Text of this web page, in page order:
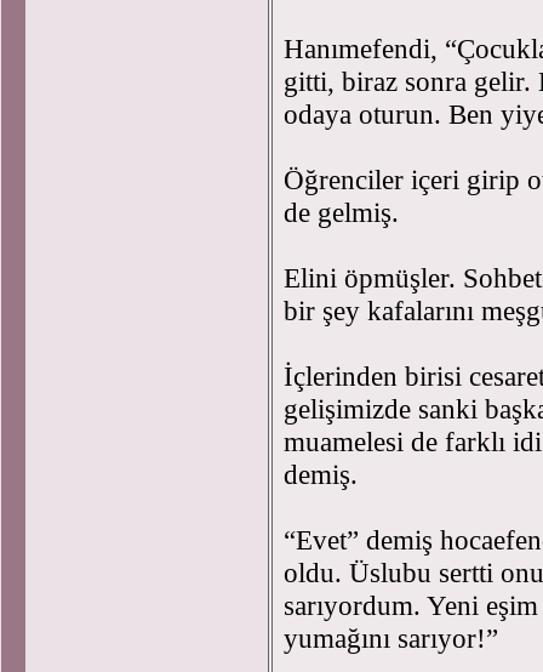
Hanımefendi,
gitti, biraz sonra gelir.
odaya oturun. Ben
Öğrenciler içeri girip
de gelmiş.
Elini öpmüşler.
bir şey kafalarını
İçlerinden birisi
gelişimizde sanki
muamelesi de farklı
demiş.
“Evet” demiş
oldu. Üslubu sertti
sarıyordum. Yeni
yumağını sarıyor!”